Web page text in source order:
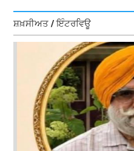
ਸ਼ਖ਼ਸੀਅਤ / ਇੰਟਰਵਿਊ